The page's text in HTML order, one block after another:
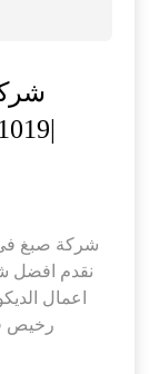
|0564421019| الدرع الذهبي
نقدم افضل
اعمال
رخيص